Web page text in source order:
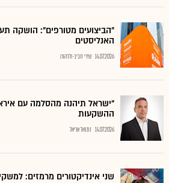
"הביצועים מטורפים": הושקה
האנליסטים
14.07.2026 שירי חביב-ולדהורן
"ישראל תיהנה מהסלמה עם
ההשקעות
14.07.2026 נתנאל אריאל
שני אינדיקטורים מרמזים: